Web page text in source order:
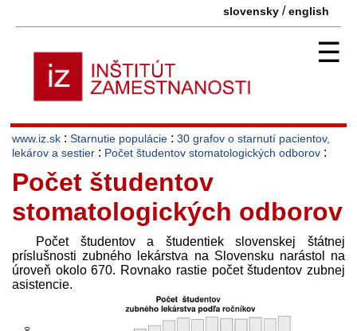
slovensky /english
☰
www.iz.sk : Starnutie populácie : 30 grafov o starnutí pacientov,
lekárov a sestier : Počet študentov stomatologických odborov :
Počet študentov
stomatologických odborov
Počet študentov a študentiek slovenskej štátnej
príslušnosti zubného lekárstva na Slovensku narástol na
úroveň okolo 670. Rovnako rastie počet študentov zubnej
asistencie.